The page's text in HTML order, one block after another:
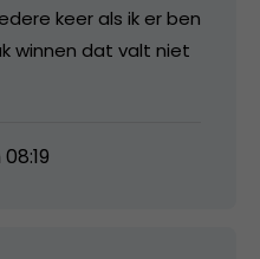
keer als ik er ben
winnen dat valt niet